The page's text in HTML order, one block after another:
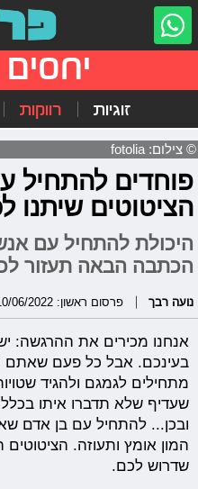
זוגיות רווקות
© צילום: fotolia
פוחדים להתחיל
הציטוטים שיתנו
היכולת להתחיל עם
הכתבה הבאה תעזור
נועה רבך פרסום ראשון: 10/06/2022, 15:00
אנחנו מכירים את ההרגשה:
בעינכם. אבל כל פעם שאתם
מתחילים לגמגם ולהגיד
שעדיף שלא תדברו איתו
ובכן... להתחיל עם בן אדם
המון אומץ ותעוזה.
שדרוש לכם.